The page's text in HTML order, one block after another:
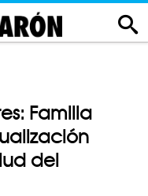
Familia
del